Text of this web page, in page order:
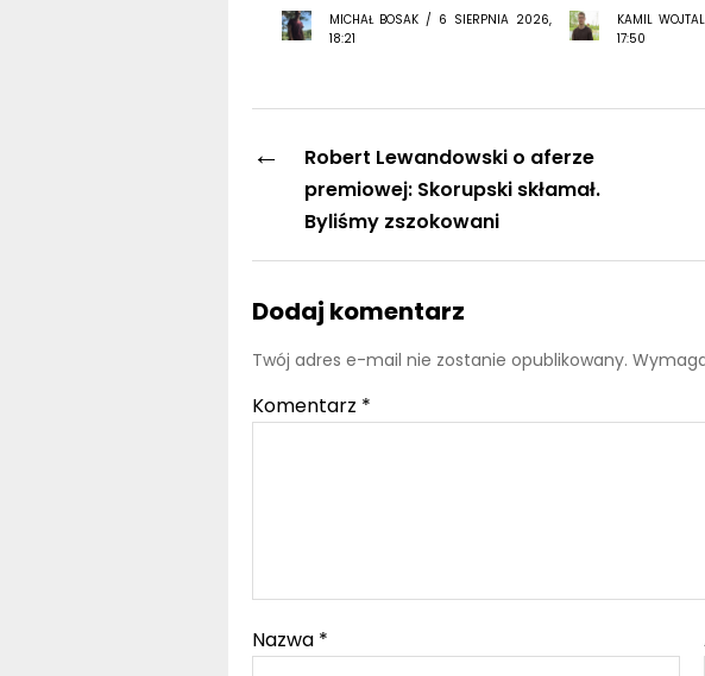
MICHAŁ BOSAK / 6 SIERPNIA 2026,
18:21
KAMIL
17:50
←
Robert Lewandowski o aferze
premiowej: Skorupski skłamał.
Byliśmy zszokowani
Dodaj komentarz
Twój adres e-mail nie zostanie opublikowany.
Komentarz *
Nazwa *